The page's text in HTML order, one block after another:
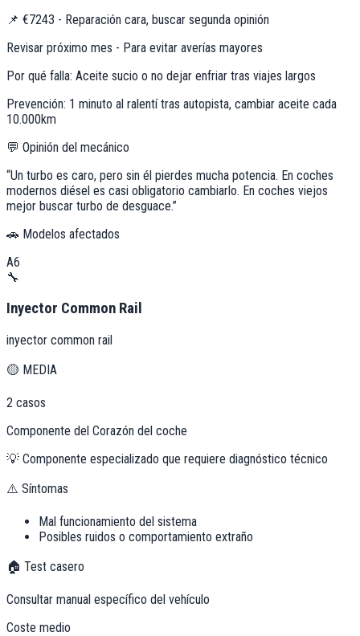
📌 €7243 - Reparación cara, buscar segunda opinión
Revisar próximo mes - Para evitar averías mayores
Por qué falla: Aceite sucio o no dejar enfriar tras viajes largos
Prevención: 1 minuto al ralentí tras autopista, cambiar aceite cada
10.000km
💬 Opinión del mecánico
“Un turbo es caro, pero sin él pierdes mucha potencia. En coches
modernos diésel es casi obligatorio cambiarlo. En coches viejos
mejor buscar turbo de desguace.”
🚗 Modelos afectados
A6
🔧
Inyector Common Rail
inyector common rail
🟡 MEDIA
2 casos
Componente del Corazón del coche
💡 Componente especializado que requiere diagnóstico técnico
⚠️ Síntomas
Mal funcionamiento del sistema
Posibles ruidos o comportamiento extraño
🏠 Test casero
Consultar manual específico del vehículo
Coste medio